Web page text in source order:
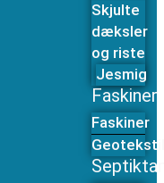
Skjulte
dæksler
og riste
Jesmig
Faskiner
Faskiner
Geotekstil